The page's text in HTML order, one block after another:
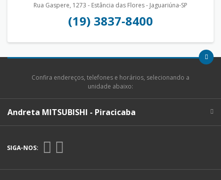
Rua Gaspere, 1273 - Estância das Flores - Jaguariúna-SP
(19) 3837-8400
Confira endereços, telefones e horários, selecionando a
unidade abaixo:
Andreta MITSUBISHI - Piracicaba
SIGA-NOS: